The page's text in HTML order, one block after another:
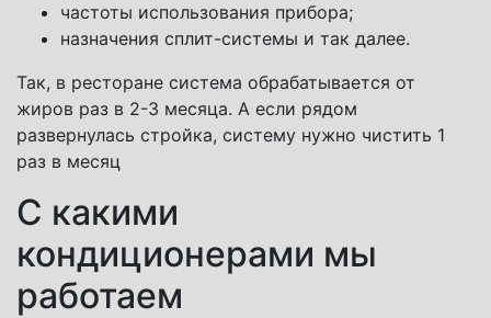
частоты использования прибора;
назначения сплит-системы и так далее.
Так, в ресторане система обрабатывается от
жиров раз в 2-3 месяца. А если рядом
развернулась стройка, систему нужно чистить 1
раз в месяц
С какими
кондиционерами мы
работаем